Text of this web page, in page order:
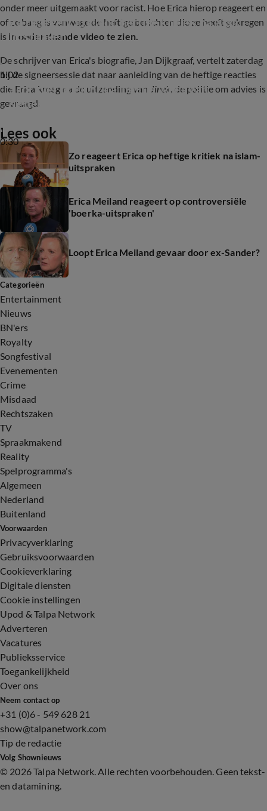
onder meer uitgemaakt voor racist. Hoe Erica hierop reageert en
of ze bang is vanwege de heftige berichten die ze heeft gekregen
is in onderstaande video te zien.
1:02
Zo reageert Erica op heftige kritiek na islam-
uitspraken
De schrijver van Erica's biografie, Jan Dijkgraaf, vertelt zaterdag
bij de signeersessie dat naar aanleiding van de heftige reacties
die Erica kreeg na de uitzending van Jinek, de politie om advies is
gevraagd:
0:30
Schrijver boek Erica: politie weet van
signeersessie
Lees ook
Zo reageert Erica op heftige kritiek na islam-
uitspraken
Erica Meiland reageert op controversiële
'boerka-uitspraken'
Loopt Erica Meiland gevaar door ex-Sander?
Categorieën
Entertainment
Nieuws
BN'ers
Royalty
Songfestival
Evenementen
Crime
Misdaad
Rechtszaken
TV
Spraakmakend
Reality
Spelprogramma's
Algemeen
Nederland
Buitenland
Voorwaarden
Privacyverklaring
Gebruiksvoorwaarden
Cookieverklaring
Digitale diensten
Cookie instellingen
Upod & Talpa Network
Adverteren
Vacatures
Publieksservice
Toegankelijkheid
Over ons
Neem contact op
+31 (0)6 - 549 628 21
show@talpanetwork.com
Tip de redactie
Volg Shownieuws
© 2026 Talpa Network. Alle rechten voorbehouden. Geen tekst-
en datamining.